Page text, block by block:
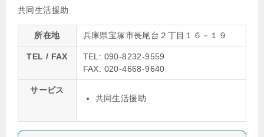
共同生活援助
所在地 兵庫県宝塚市長尾台２丁目１６－１９
TEL / FAX
TEL: 090-8232-9559
FAX: 020-4668-9640
サービス
共同生活援助